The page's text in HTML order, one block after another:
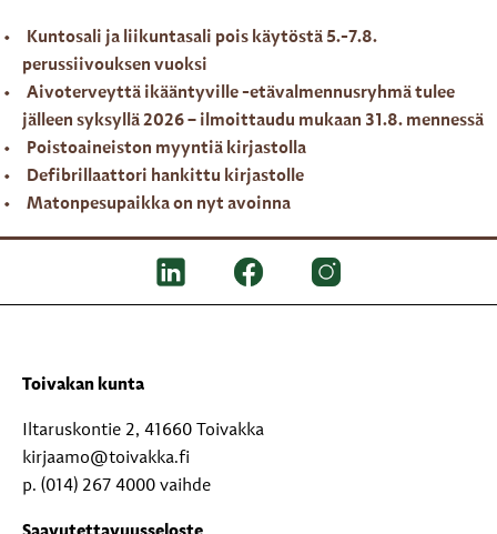
Kuntosali ja liikuntasali pois käytöstä 5.-7.8.
perussiivouksen vuoksi
Aivoterveyttä ikääntyville -etävalmennusryhmä tulee
jälleen syksyllä 2026 – ilmoittaudu mukaan 31.8. mennessä
Poistoaineiston myyntiä kirjastolla
Defibrillaattori hankittu kirjastolle
Matonpesupaikka on nyt avoinna
Toivakan kunta
Iltaruskontie 2, 41660 Toivakka
kirjaamo@toivakka.fi
p. (014) 267 4000 vaihde